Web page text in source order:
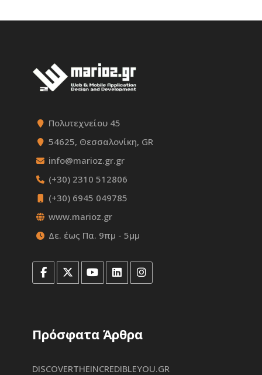
Πολυτεχνείου 45
54625, Θεσσαλονίκη, GR
info@marioz.gr.gr
(+30) 2310 512806
(+30) 6945 049785
www.marioz.gr
Δε. έως Πα. 9πμ - 5μμ
Πρόσφατα Άρθρα
DISCOVERTHEINCREDIBLEYOU.GR